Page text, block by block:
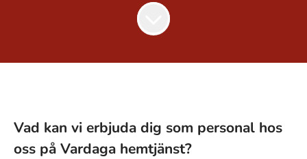
Vad kan vi erbjuda dig som personal hos
oss på Vardaga hemtjänst?